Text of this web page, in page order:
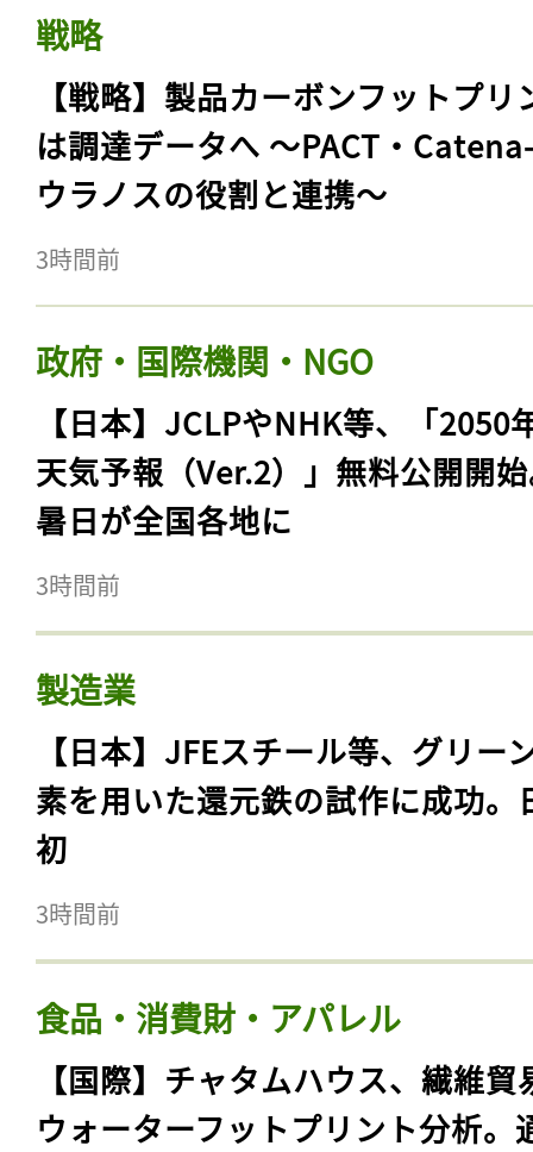
戦略
【戦略】製品カーボンフットプリ
は調達データへ 〜PACT・
ウラノスの役割と連携〜
3時間前
政府・国際機関・NGO
【日本】JCLPやNHK等、「2050
天気予報（Ver.2）」無料公開開
暑日が全国各地に
3時間前
製造業
【日本】JFEスチール等、グリー
素を用いた還元鉄の試作に成功。
初
3時間前
食品・消費財・アパレル
【国際】チャタムハウス、繊維貿
ウォーターフットプリント分析。